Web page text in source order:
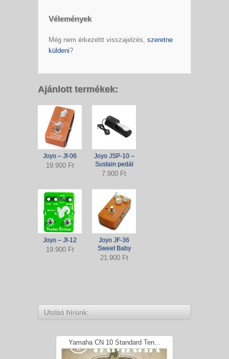
Vélemények
Még nem érkezettt visszajelzés, szeretne
küldeni?
Ajánlott termékek:
Joyo – Jf-06
19.900 Ft
Joyo JSP-10 –
Sustain pedál
7.900 Ft
Joyo – Jf-12
19.900 Ft
Joyo JF-36
Sweet Baby
21.900 Ft
Utolsó hírünk:
Yamaha CN 10 Standard Ten...